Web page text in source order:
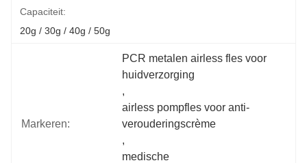
Capaciteit:
20g / 30g / 40g / 50g
Markeren:
PCR metalen airless fles voor
huidverzorging
,
airless pompfles voor anti-
verouderingscrème
,
medische